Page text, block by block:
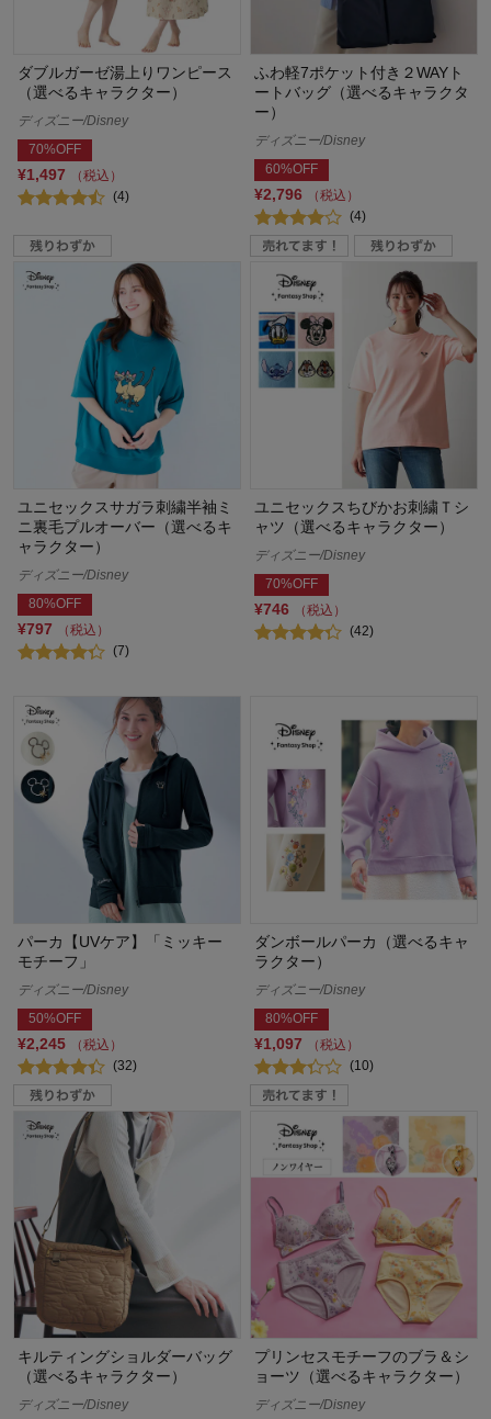
ダブルガーゼ湯上りワンピース
（選べるキャラクター）
ディズニー/Disney
70%OFF
¥1,497
（税込）
(4)
ふわ軽7ポケット付き２WAYト
ートバッグ（選べるキャラクタ
ー）
ディズニー/Disney
60%OFF
¥2,796
（税込）
(4)
ユニセックスサガラ刺繍半袖ミ
ニ裏毛プルオーバー（選べるキ
ャラクター）
ディズニー/Disney
80%OFF
¥797
（税込）
(7)
ユニセックスちびかお刺繍Ｔシ
ャツ（選べるキャラクター）
ディズニー/Disney
70%OFF
¥746
（税込）
(42)
パーカ【UVケア】「ミッキー
モチーフ」
ディズニー/Disney
50%OFF
¥2,245
（税込）
(32)
ダンボールパーカ（選べるキャ
ラクター）
ディズニー/Disney
80%OFF
¥1,097
（税込）
(10)
キルティングショルダーバッグ
（選べるキャラクター）
ディズニー/Disney
プリンセスモチーフのブラ＆シ
ョーツ（選べるキャラクター）
ディズニー/Disney